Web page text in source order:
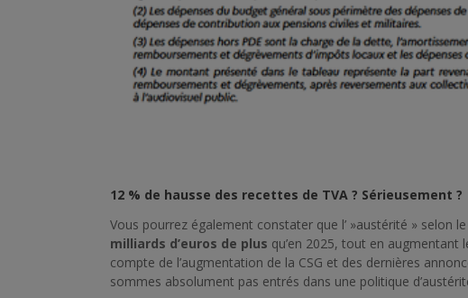
12 % de hausse des recettes de TVA ? Sérieusement ?
Vous pourrez également constater que l’ »austérité » selon
milliards d’euros de plus qu’en 2025, tout en augmentant
compte de l’augmentation de la CSG et des dernières
sommes absolument pas entrés dans une politique